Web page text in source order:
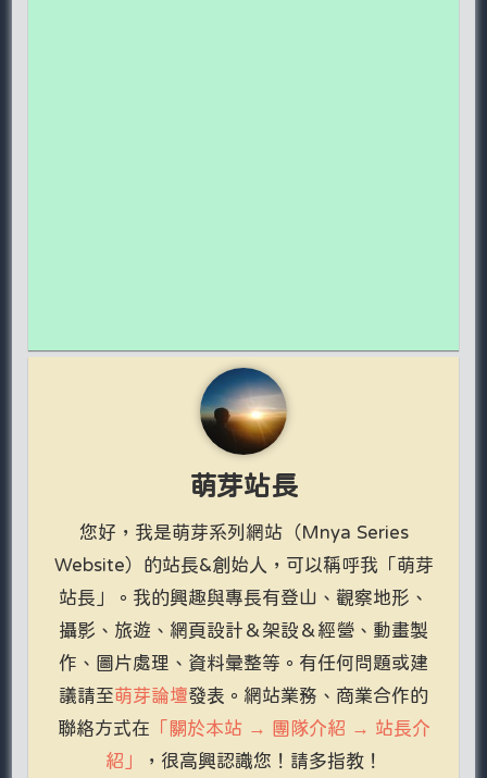
萌芽站長
您好，我是萌芽系列網站（Mnya Series
Website）的站長&創始人，可以稱呼我「萌芽
站長」。我的興趣與專長有登山、觀察地形、
攝影、旅遊、網頁設計＆架設＆經營、動畫製
作、圖片處理、資料彙整等。有任何問題或建
議請至萌芽論壇發表。網站業務、商業合作的
聯絡方式在 「關於本站 → 團隊介紹 → 站長介
紹」
，很高興認識您！請多指教！